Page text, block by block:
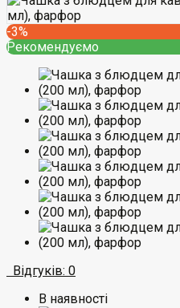
-3%
Рекомендуємо
Відгуків: 0
В наявності